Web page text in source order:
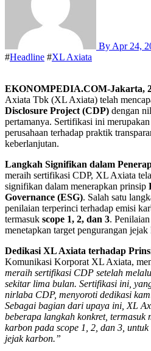
By Apr 24,
#Headline #XL Axiata
EKONOMPEDIA.COM-Jakarta,
Axiata Tbk (XL Axiata) telah
Disclosure Project (CDP) dengan
pertamanya. Sertifikasi ini
perusahaan terhadap praktik
keberlanjutan.
Langkah Signifikan dalam
meraih sertifikasi CDP, XL Axiata
signifikan dalam menerapkan prinsip
Governance (ESG). Salah satu
penilaian terperinci terhadap emisi
termasuk scope 1, 2, dan 3.
menetapkan target pengurangan jejak
Dedikasi XL Axiata terhadap
Komunikasi Korporat XL Axiata,
meraih sertifikasi CDP setelah
sekitar lima bulan. Sertifikasi ini,
nirlaba CDP, menyoroti dedikasi
Sebagai bagian dari upaya ini, XL
beberapa langkah konkret, termasuk
karbon pada scope 1, 2, dan 3,
jejak karbon.”